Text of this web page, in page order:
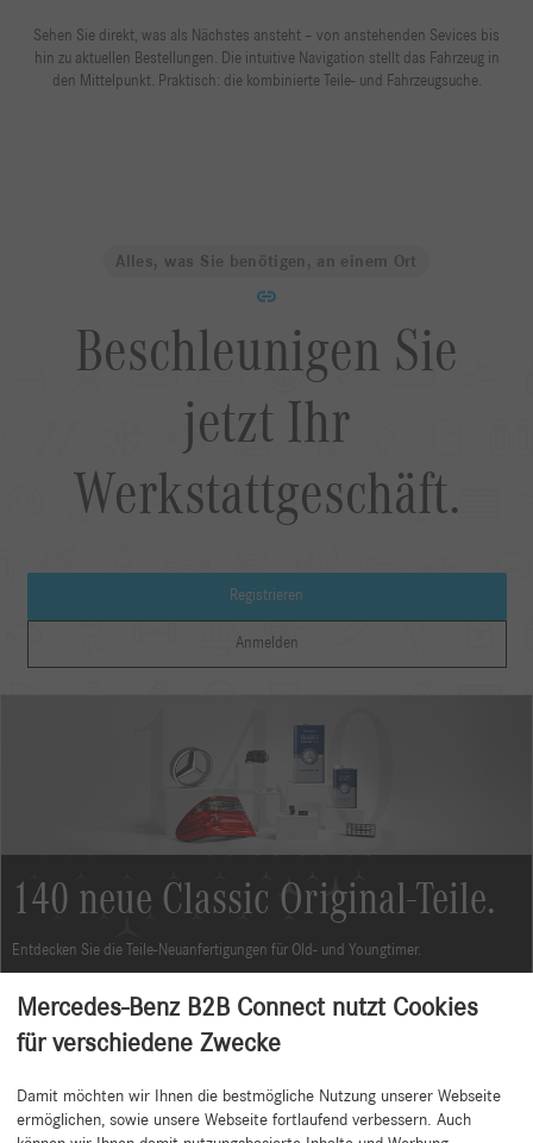
Sehen Sie direkt, was als Nächstes ansteht – von anstehenden Sevices bis
hin zu aktuellen Bestellungen. Die intuitive Navigation stellt das Fahrzeug in
den Mittelpunkt. Praktisch: die kombinierte Teile- und Fahrzeugsuche.
Alles, was Sie benötigen, an einem Ort
Beschleunigen Sie
jetzt Ihr
Werkstattgeschäft.
Anmelden
Registrieren
140 neue Classic Original-Teile.
Entdecken Sie die Teile-Neuanfertigungen für Old- und Youngtimer.
Mehr erfahren
Mercedes-Benz B2B Connect nutzt Cookies
für verschiedene Zwecke
Damit möchten wir Ihnen die bestmögliche Nutzung unserer Webseite
ermöglichen, sowie unsere Webseite fortlaufend verbessern. Auch
Zurück zum Anfang